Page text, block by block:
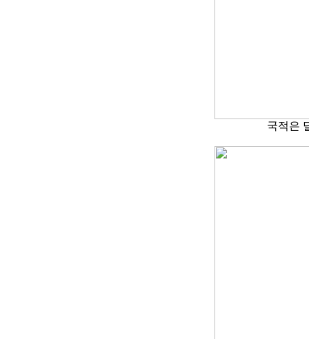
국적은